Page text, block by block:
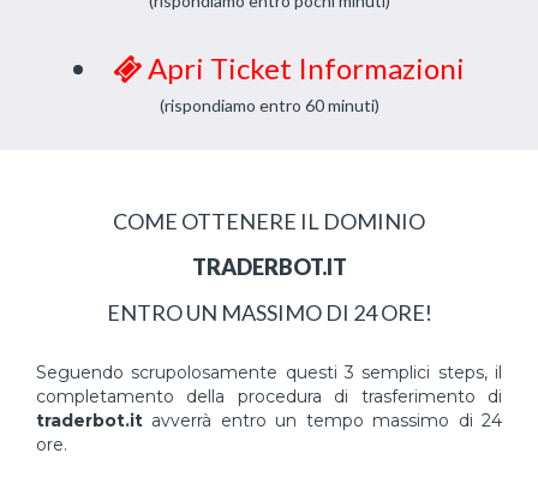
Apri Ticket Informazioni
(rispondiamo entro 60 minuti)
COME OTTENERE IL DOMINIO
TRADERBOT.IT
ENTRO UN MASSIMO DI 24 ORE!
Seguendo scrupolosamente questi 3 semplici steps, il
completamento della procedura di trasferimento di
traderbot.it avverrà entro un tempo massimo di 24
ore.